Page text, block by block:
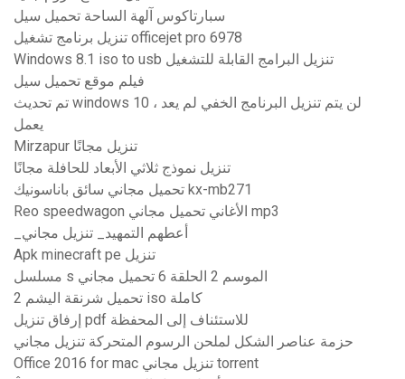
سبارتاكوس آلهة الساحة تحميل سيل
تنزيل برنامج تشغيل officejet pro 6978
Windows 8.1 iso to usb تنزيل البرامج القابلة للتشغيل
فيلم موقع تحميل سيل
تم تحديث windows 10 ، لن يتم تنزيل البرنامج الخفي لم يعد
يعمل
Mirzapur تنزيل مجانًا
تنزيل نموذج ثلاثي الأبعاد للحافلة مجانًا
تحميل مجاني سائق باناسونيك kx-mb271
Reo speedwagon الأغاني تحميل مجاني mp3
_أعطهم التمهيد_ تنزيل مجاني
Apk minecraft pe تنزيل
مسلسل s الموسم 2 الحلقة 6 تحميل مجاني
تحميل شرنقة اليشم 2 iso كاملة
إرفاق تنزيل pdf للاستئناف إلى المحفظة
حزمة عناصر الشكل لملحن الرسوم المتحركة تنزيل مجاني
Office 2016 for mac تنزيل مجاني torrent